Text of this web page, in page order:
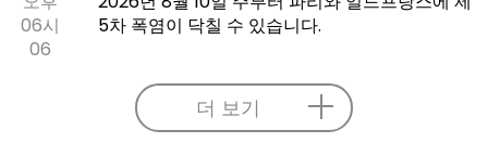
06시
06
5차 폭염이 닥칠 수 있습니다.
더 보기